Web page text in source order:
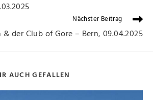
Nächster Beitrag
& der Club of Gore – Bern, 09.04.2025
AUCH GEFALLEN